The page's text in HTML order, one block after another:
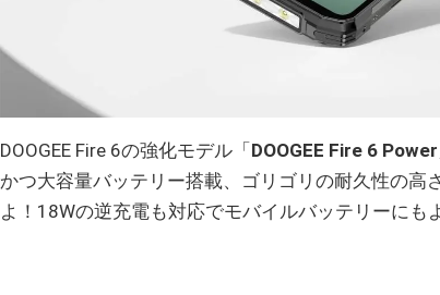
DOOGEE Fire 6の強化モデル「DOOGEE Fire 6 Power
かつ大容量バッテリー搭載、ゴリゴリの耐久性の高
よ！18Wの逆充電も対応でモバイルバッテリーにも